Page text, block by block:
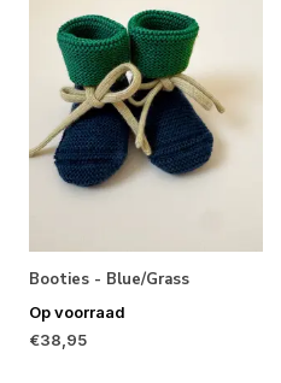
Booties - Blue/Grass
Op voorraad
€38,95